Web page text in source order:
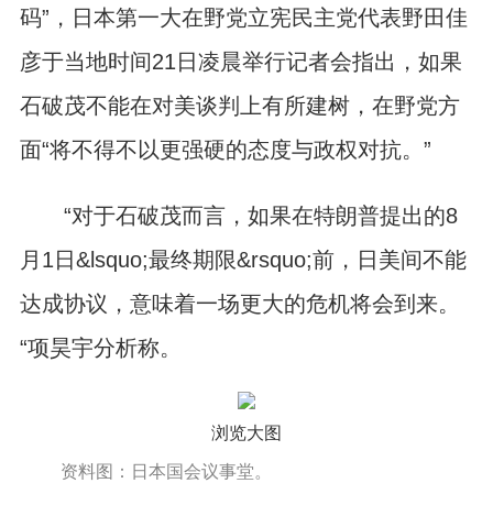
码”，日本第一大在野党立宪民主党代表野田佳
彦于当地时间21日凌晨举行记者会指出，如果
石破茂不能在对美谈判上有所建树，在野党方
面“将不得不以更强硬的态度与政权对抗。”
“对于石破茂而言，如果在特朗普提出的8
月1日&lsquo;最终期限&rsquo;前，日美间不能
达成协议，意味着一场更大的危机将会到来。
“项昊宇分析称。
浏览大图
资料图：日本国会议事堂。